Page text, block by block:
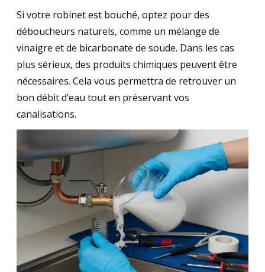
Si votre robinet est bouché, optez pour des
déboucheurs naturels, comme un mélange de
vinaigre et de bicarbonate de soude. Dans les cas
plus sérieux, des produits chimiques peuvent être
nécessaires. Cela vous permettra de retrouver un
bon débit d’eau tout en préservant vos
canalisations.